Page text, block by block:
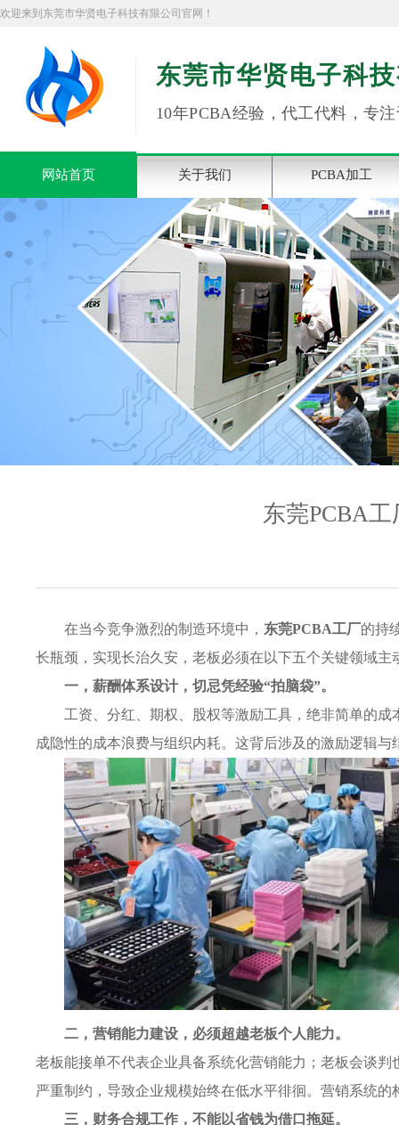
欢迎来到东莞市华贤电子科技有限公司官网！
东莞市华贤电子科
10年PCBA经验，代工代料，专
网站首页 关于我们 PCBA加工
东莞PCBA
在当今竞争激烈的制造环境中， 东莞PCBA工厂的持
长瓶颈，实现长治久安，老板必须在以下五个关键领域
一，薪酬体系设计，切忌凭经验“拍脑袋”。
工资、分红、期权、股权等激励工具，绝非简单的
成隐性的成本浪费与组织内耗。这背后涉及的激励逻辑
二，营销能力建设，必须超越老板个人能力。
老板能接单不代表企业具备系统化营销能力；老板会谈
严重制约，导致企业规模始终在低水平徘徊。营销系统
三，财务合规工作，不能以省钱为借口拖延。